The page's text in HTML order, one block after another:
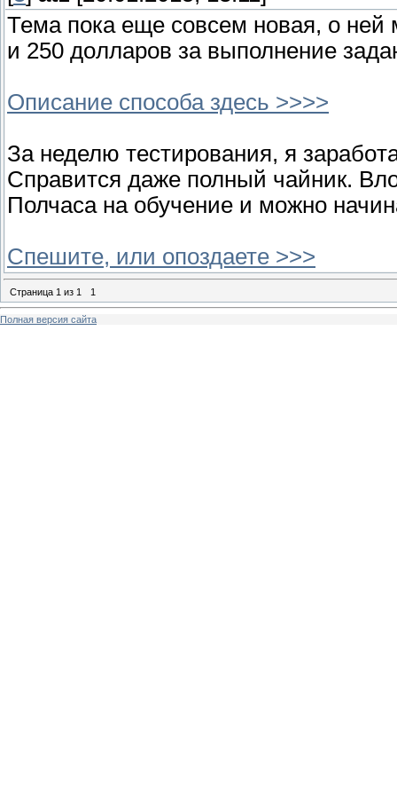
Тема пока еще совсем новая, о ней
и 250 дoллapoв за выполнение
Описание способа здесь >>>>
За неделю тестирования, я
Справится даже полный чайник.
Полчаса на обучение и можно
Спешите, или опоздаете >>>
Страница 1 из 1 1
Полная версия сайта